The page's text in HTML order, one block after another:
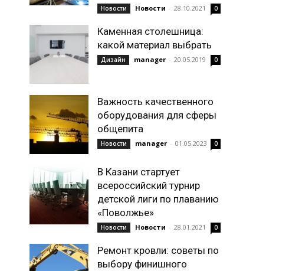
Новости Новости - 28.10.2021 0
Каменная столешница:
какой материал выбрать
Дизайн manager - 20.05.2019 0
Важность качественного
оборудования для сферы
общепита
Новости manager - 01.05.2023 0
В Казани стартует
всероссийский турнир
детской лиги по плаванию
«Поволжье»
Новости Новости - 28.01.2021 0
Ремонт кровли: советы по
выбору финишного